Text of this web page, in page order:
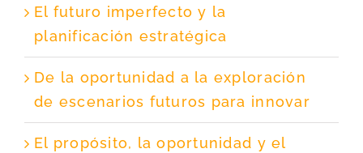
El futuro imperfecto y la
planificación estratégica
De la oportunidad a la exploración
de escenarios futuros para innovar
El propósito, la oportunidad y el